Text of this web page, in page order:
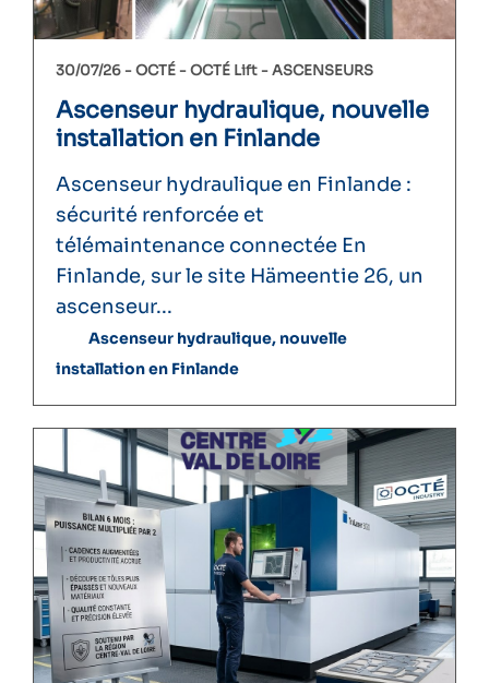
30/07/26 -OCTÉ OCTÉ Lift ASCENSEURS
Ascenseur hydraulique, nouvelle
installation en Finlande
Ascenseur hydraulique en Finlande :
sécurité renforcée et
télémaintenance connectée En
Finlande, sur le site Hämeentie 26, un
ascenseur...
Ascenseur hydraulique, nouvelle
installation en Finlande